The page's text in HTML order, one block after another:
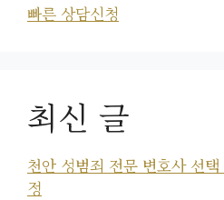
빠른 상담신청
최신 글
천안 성범죄 전문 변호사 선
정